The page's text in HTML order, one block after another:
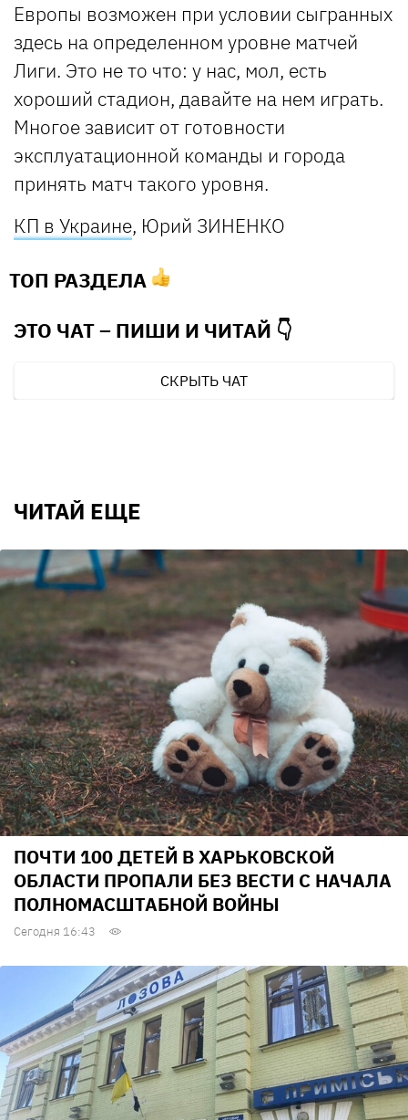
Европы возможен при условии сыгранных
здесь на определенном уровне матчей
Лиги. Это не то что: у нас, мол, есть
хороший стадион, давайте на нем играть.
Многое зависит от готовности
эксплуатационной команды и города
принять матч такого уровня.
КП в Украине, Юрий ЗИНЕНКО
ТОП РАЗДЕЛА
ЭТО ЧАТ – ПИШИ И ЧИТАЙ 👇
СКРЫТЬ ЧАТ
ЧИТАЙ ЕЩЕ
ПОЧТИ 100 ДЕТЕЙ В ХАРЬКОВСКОЙ
ОБЛАСТИ ПРОПАЛИ БЕЗ ВЕСТИ С НАЧАЛА
ПОЛНОМАСШТАБНОЙ ВОЙНЫ
Сегодня 16:43